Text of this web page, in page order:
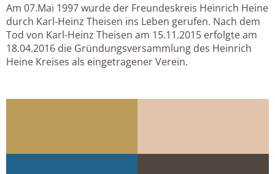
Am 07.Mai 1997 wurde der Freundeskreis Heinrich Heine
durch Karl-Heinz Theisen ins Leben gerufen. Nach dem
Tod von Karl-Heinz Theisen am 15.11.2015 erfolgte am
18.04.2016 die Gründungsversammlung des Heinrich
Heine Kreises als eingetragener Verein.